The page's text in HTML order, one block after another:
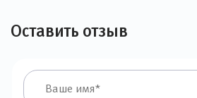
Оставить отзыв